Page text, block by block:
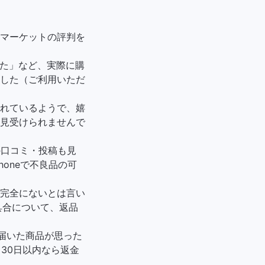
ーケットの評判を
」など、実際に購
た（ご利用いただ
ているようで、嬉
受けられませんで
コミ・投稿も見
で不良品の可
全にないとは言い
について、返品
いた商品が思った
日以内なら返金